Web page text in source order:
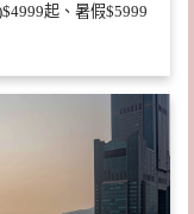
起、暑假$5999